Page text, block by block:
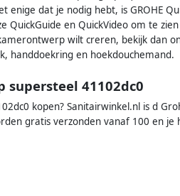
dat je nodig hebt, is GROHE
en QuickVideo om te
wilt creren, bekijk dan
handdoekring en hoekdouchemand.
supersteel 41102dc0
kopen? Sanitairwinkel.nl is d
gratis verzonden vanaf 100 en je